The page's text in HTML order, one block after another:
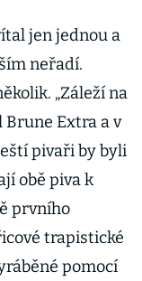
jen jednou a
neřadí.
„Záleží na
Brune Extra a v
pivaři by byli
obě piva k
prvního
trapistické
pomocí